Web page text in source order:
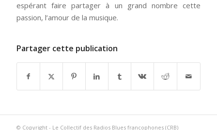
espérant faire partager à un grand nombre cette
passion, l’amour de la musique.
Partager cette publication
© Copyright - Le Collectif des Radios Blues francophones (CRB)